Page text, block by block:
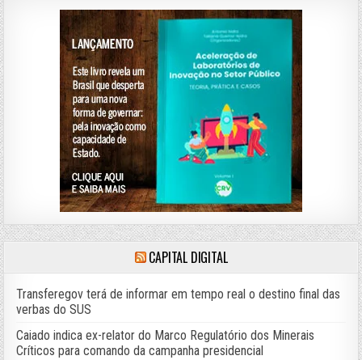
CAPITAL DIGITAL
Transferegov terá de informar em tempo real o destino final das
verbas do SUS
Caiado indica ex-relator do Marco Regulatório dos Minerais
Críticos para comando da campanha presidencial